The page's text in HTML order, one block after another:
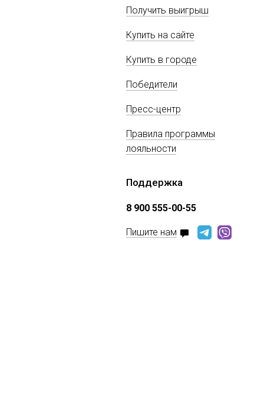
Получить выигрыш
Купить на сайте
Купить в городе
Победители
Пресс-центр
Правила программы
лояльности
Поддержка
8 900 555-00-55
Пишите нам